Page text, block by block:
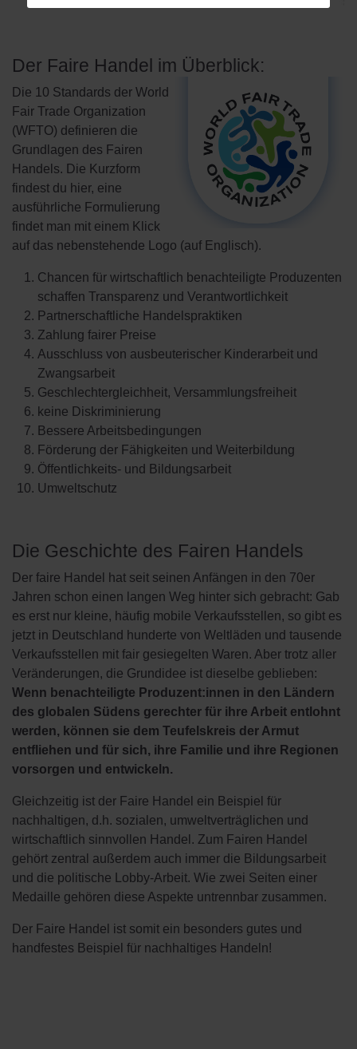
Der Faire Handel im Überblick:
Die 10 Standards der World
Fair Trade Organization
(WFTO) definieren die
Grundlagen des Fairen
Handels. Die Kurzform
findest du hier, eine
ausführliche Formulierung
findet man mit einem Klick
auf das nebenstehende Logo (auf Englisch).
Chancen für wirtschaftlich benachteiligte Produzenten
schaffen Transparenz und Verantwortlichkeit
Partnerschaftliche Handelspraktiken
Zahlung fairer Preise
Ausschluss von ausbeuterischer Kinderarbeit und
Zwangsarbeit
Geschlechtergleichheit, Versammlungsfreiheit
keine Diskriminierung
Bessere Arbeitsbedingungen
Förderung der Fähigkeiten und Weiterbildung
Öffentlichkeits- und Bildungsarbeit
Umweltschutz
Die Geschichte des Fairen Handels
Der faire Handel hat seit seinen Anfängen in den 70er
Jahren schon einen langen Weg hinter sich gebracht: Gab
es erst nur kleine, häufig mobile Verkaufsstellen, so gibt es
jetzt in Deutschland hunderte von Weltläden und tausende
Verkaufsstellen mit fair gesiegelten Waren. Aber trotz aller
Veränderungen, die Grundidee ist dieselbe geblieben:
Wenn benachteiligte Produzent:innen in den Ländern
des globalen Südens gerechter für ihre Arbeit entlohnt
werden, können sie dem Teufelskreis der Armut
entfliehen und für sich, ihre Familie und ihre Regionen
vorsorgen und entwickeln.
Gleichzeitig ist der Faire Handel ein Beispiel für
nachhaltigen, d.h. sozialen, umweltverträglichen und
wirtschaftlich sinnvollen Handel. Zum Fairen Handel
gehört zentral außerdem auch immer die Bildungsarbeit
und die politische Lobby-Arbeit. Wie zwei Seiten einer
Medaille gehören diese Aspekte untrennbar zusammen.
Der Faire Handel ist somit ein besonders gutes und
handfestes Beispiel für nachhaltiges Handeln!